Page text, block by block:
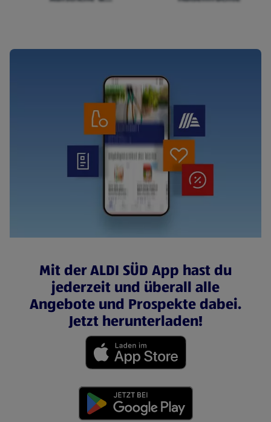
Mit der ALDI SÜD App hast du
jederzeit und überall alle
Angebote und Prospekte dabei.
Jetzt herunterladen!